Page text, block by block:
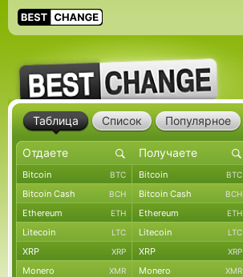
Таблица Список Популярное
Bitcoin BTC Bitcoin BTC
Bitcoin Cash BCH Bitcoin Cash BCH
Ethereum ETH Ethereum ETH
Litecoin LTC Litecoin LTC
XRP XRP XRP XRP
Monero XMR Monero XMR